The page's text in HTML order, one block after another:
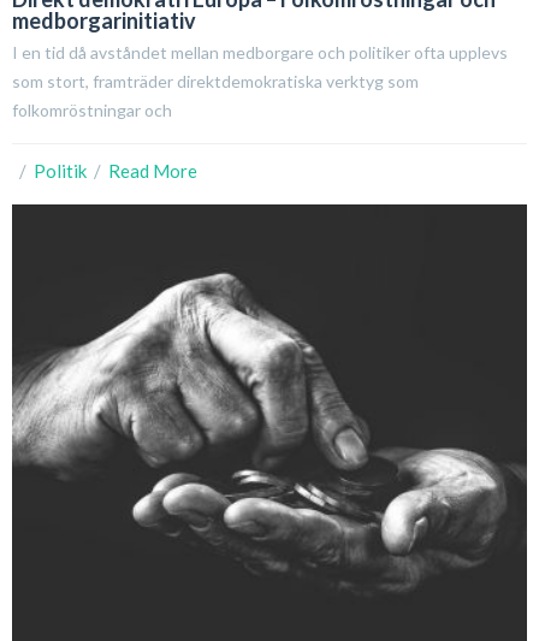
medborgarinitiativ
I en tid då avståndet mellan medborgare och politiker ofta upplevs
som stort, framträder direktdemokratiska verktyg som
folkomröstningar och
  /
Politik
  /
Read More